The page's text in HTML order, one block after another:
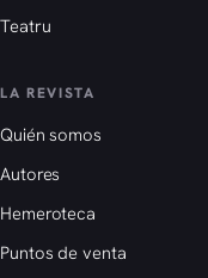
Teatru
LA REVISTA
Quién somos
Autores
Hemeroteca
Puntos de venta